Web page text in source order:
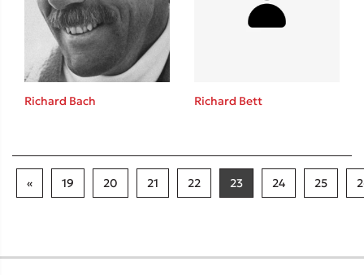
Richard Bach Richard Bett
« 19 20 21 22 23 24 25